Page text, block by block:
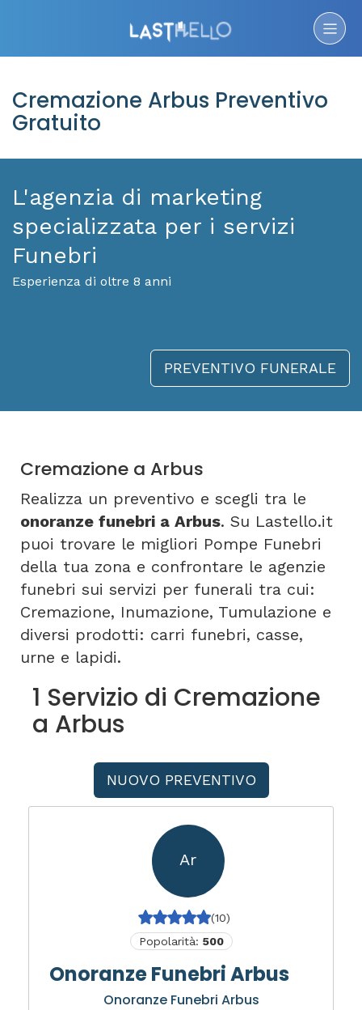
Cremazione Arbus Preventivo
Gratuito
L'agenzia di marketing
specializzata per i servizi
Funebri
Esperienza di oltre 8 anni
PREVENTIVO FUNERALE
Cremazione a Arbus
Realizza un preventivo e scegli tra le
onoranze funebri a Arbus. Su Lastello.it
puoi trovare le migliori Pompe Funebri
della tua zona e confrontare le agenzie
funebri sui servizi per funerali tra cui:
Cremazione, Inumazione, Tumulazione e
diversi prodotti: carri funebri, casse,
urne e lapidi.
1 Servizio di Cremazione
a Arbus
NUOVO PREVENTIVO
Ar
(10)
Popolarità: 500
Onoranze Funebri Arbus
Onoranze Funebri Arbus